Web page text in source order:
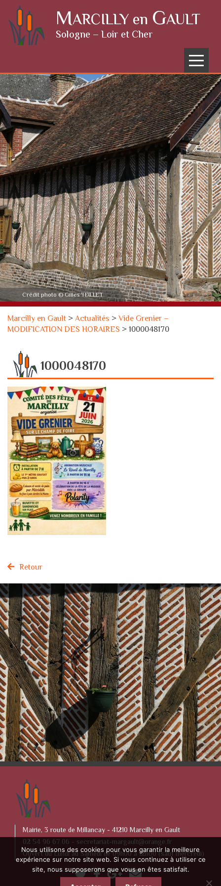
Skip to content MARCILLY en GAULT
Sologne – Loir et Cher
Menu
Crédit photo © Gilles TEILLET
Marcilly en Gault >Actualités >Vide Grenier –
MODIFICATION DES HORAIRES >1000048170
1000048170
Retour
Mairie, 3 route de Millancay - 41210 Marcilly en Gault
02 54 96 67 06 - secretariat-margault@orange.fr
Ouvert du Lundi au Samedi de 09h00 à 12h00 (sauf mercredi)
Nous utilisons des cookies pour vous garantir la meilleure
expérience sur notre site web. Si vous continuez à utiliser ce
site, nous supposerons que vous en êtes satisfait.